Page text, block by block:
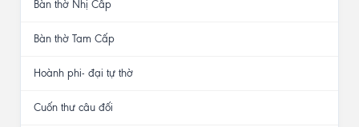
Bàn thờ Nhị Cấp
Bàn thờ Tam Cấp
Hoành phi- đại tự thờ
Cuốn thư câu đối